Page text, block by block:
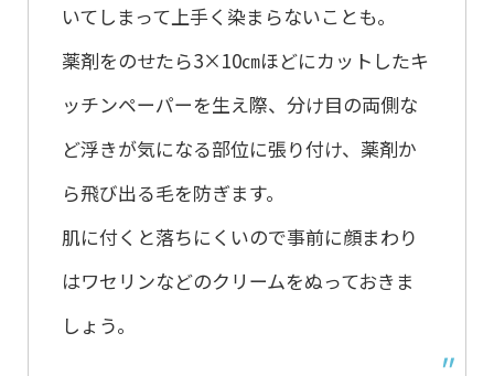
いてしまって上手く染まらないことも。
薬剤をのせたら3×10㎝ほどにカットしたキ
ッチンペーパーを生え際、分け目の両側な
ど浮きが気になる部位に張り付け、薬剤か
ら飛び出る毛を防ぎます。
肌に付くと落ちにくいので事前に顔まわり
はワセリンなどのクリームをぬっておきま
しょう。